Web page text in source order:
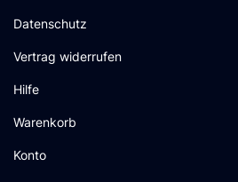
Datenschutz
Vertrag widerrufen
Hilfe
Warenkorb
Konto